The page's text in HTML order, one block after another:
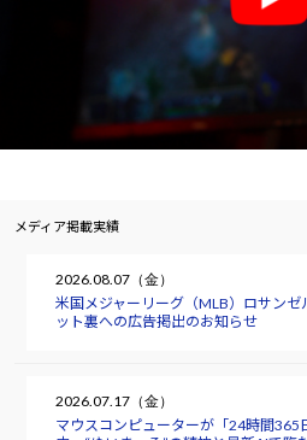
メディア掲載実績
2026.08.07（金）
米国メジャーリーグ（MLB）ロサンゼ
ット裏への広告掲出のお知らせ
2026.07.17（金）
マウスコンピューターが「24時間365